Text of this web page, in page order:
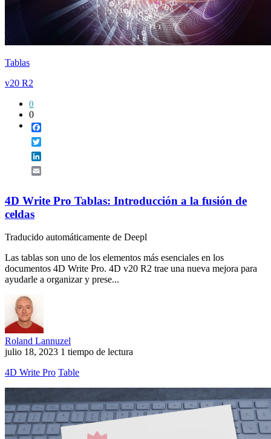
Tablas
v20 R2
0
0
4D Write Pro Tablas: Introducción a la fusión de
celdas
Traducido automáticamente de Deepl
Las tablas son uno de los elementos más esenciales en los
documentos 4D Write Pro. 4D v20 R2 trae una nueva mejora para
ayudarle a organizar y prese...
Roland Lannuzel
julio 18, 2023 1 tiempo de lectura
4D Write Pro Table